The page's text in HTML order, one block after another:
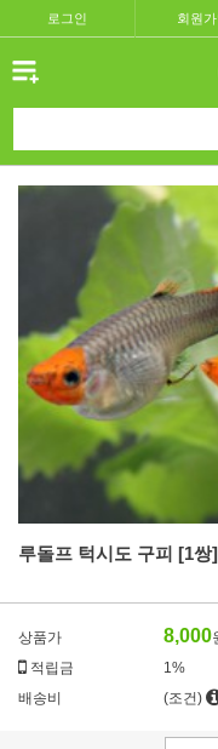
로그인 회원
루돌프 턱시도 구피 [1쌍]
상품가 8,000
적립금
1%
배송비
(조건)